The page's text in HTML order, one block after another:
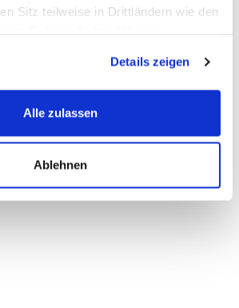
Sitz teilweise in Drittländern wie den
was eine Datenübermittlung in die
Details zeigen
Alle zulassen
Ablehnen